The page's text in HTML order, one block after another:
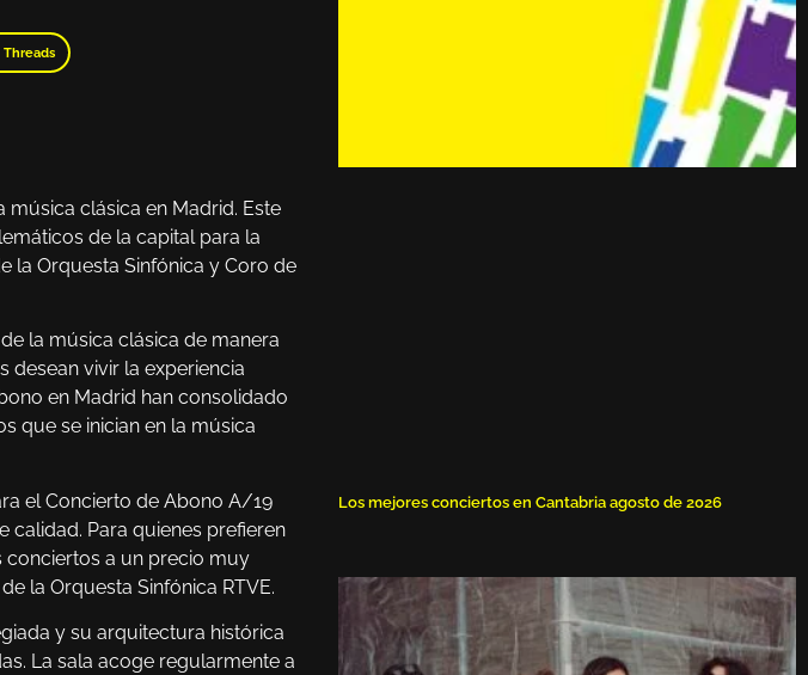
Threads
clásica en Madrid. Este
de la capital para la
la Orquesta Sinfónica y Coro de
la música clásica de manera
desean vivir la experiencia
en Madrid han consolidado
que se inician en la música
el Concierto de Abono A/19
calidad. Para quienes prefieren
conciertos a un precio muy
la Orquesta Sinfónica RTVE.
y su arquitectura histórica
La sala acoge regularmente a
Los mejores conciertos en Cantabria agosto de 2026